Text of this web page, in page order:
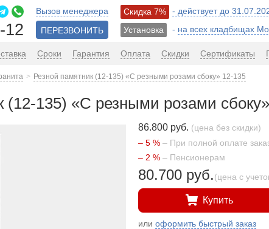
12
Вызов менеджера
ПЕРЕЗВОНИТЬ
Скидка 7%
- действует до
Установка
- на всех кладбищах
Сроки Гарантия Оплата Скидки Сертификаты
Резной памятник (12-135) «С резными розами сбоку» 12-135
(12-135) «С резными розами
86.800 руб. (цена без скидки)
– 5 % – При полной оплате
– 2 % – Пенсионерам
80.700 руб.(цена с
Купить
илиоформить быстрый заказ